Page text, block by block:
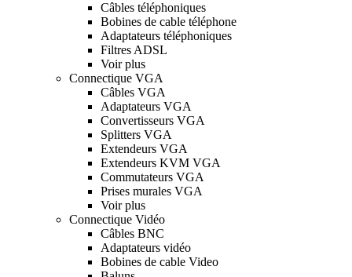
Câbles téléphoniques
Bobines de cable téléphone
Adaptateurs téléphoniques
Filtres ADSL
Voir plus
Connectique VGA
Câbles VGA
Adaptateurs VGA
Convertisseurs VGA
Splitters VGA
Extendeurs VGA
Extendeurs KVM VGA
Commutateurs VGA
Prises murales VGA
Voir plus
Connectique Vidéo
Câbles BNC
Adaptateurs vidéo
Bobines de cable Video